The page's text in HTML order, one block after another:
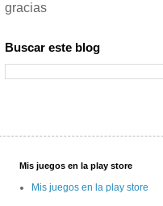
gracias
Buscar este blog
Mis juegos en la play store
Mis juegos en la play store